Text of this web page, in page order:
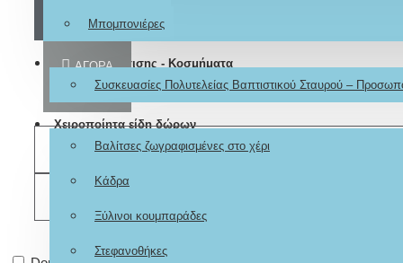
Μπομπονιέρες
Σταυροί Βάπτισης - Κοσμήματα
Συσκευασίες Πολυτελείας Βαπτιστικού Σταυρού –
Χειροποίητα είδη δώρων
Βαλίτσες ζωγραφισμένες στο χέρι
Κάδρα
Ξύλινοι κουμπαράδες
Στεφανοθήκες
ΑΓΟΡΆ
ΕΠΙΘΥΜΗΤΌ